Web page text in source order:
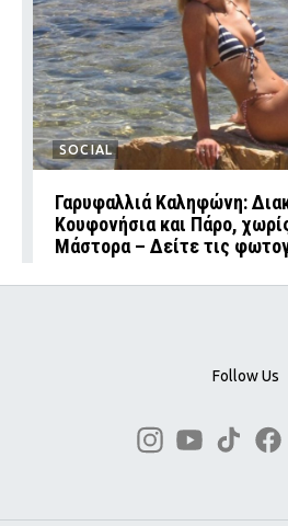
SOCIAL
Γαρυφαλλιά Καληφώνη:
Κουφονήσια και Πάρο,
Μάστορα – Δείτε τις
Follow Us